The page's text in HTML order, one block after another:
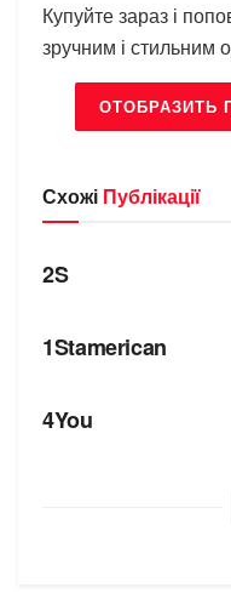
Купуйте зараз і
зручним і стильним
ОТОБРАЗИТЬ
Схожі Публікації
БРЕНДИ
2S
1Stamerican
4You